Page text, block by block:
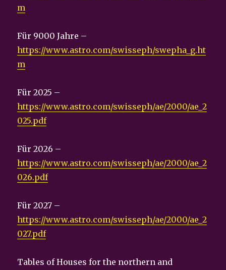
m
Für 9000 Jahre –
https://www.astro.com/swisseph/swepha_g.ht
m
Für 2025 –
https://www.astro.com/swisseph/ae/2000/ae_2
025.pdf
Für 2026 –
https://www.astro.com/swisseph/ae/2000/ae_2
026.pdf
Für 2027 –
https://www.astro.com/swisseph/ae/2000/ae_2
027.pdf
Tables of Houses for the northern and